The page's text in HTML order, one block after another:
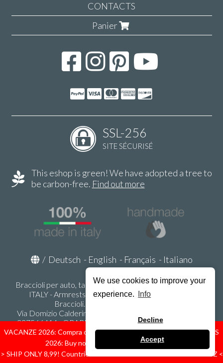
We use cookies to improve your
experience.
Info
Decline
Accept
VACANZE 2026: Compra ora spediremo dal 31 Agosto! — HOLIDAYS
2026: Buy now, we ship from August 31st!
> SHIP ONLY 8,99! Countries: IT - D - FR - A - NL - B - ES - PL - LU - CZ <
CONTACTS
Panier
SSL-256
SITE SÉCURISÉ
This eshop is green! We have adopted a tree to
be carbon-free. Find out more
/ Deutsch - English - Français - Italiano
Braccioli per auto, tappeti auto, accessori auto MADE IN
ITALY - Armrests, Mittelarmlehnen, Accoundoirs -
Braccioli.it - P.Iva IT02178470353
Via Domizio Calderini 8 int. 1 - 37131 Verona (VR) - Italy -
337566414 - ORARI UFFICIO 9:00-12:00, 15:00-18:00,
LUNEDI' - VENERDI' - info@braccioli-italy-armrests.com
Ecommerce creato con
Scontrino.com